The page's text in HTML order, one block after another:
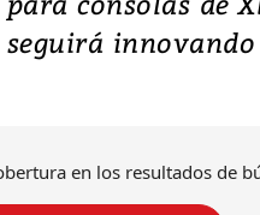
seguirá innovando
en los resultados de
promesas